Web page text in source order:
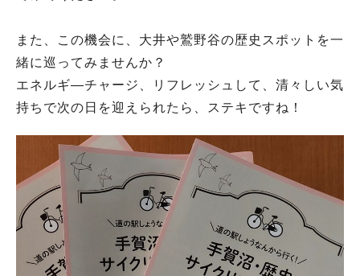
また、この機会に、大井や鷲野谷の歴史スポットを一
緒に巡ってみませんか？
エネルギ―チャージ、リフレッシュして、清々しい気
持ちで次の日を迎えられたら、ステキですね！